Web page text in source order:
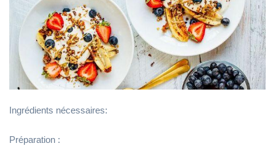
Ingrédients nécessaires:
Préparation :